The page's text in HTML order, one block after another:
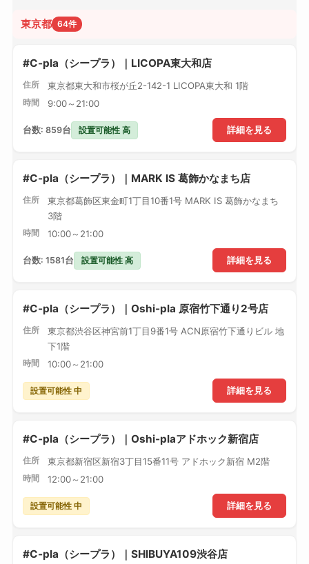
東京都 64件
#C-pla（シープラ）｜LICOPA東大和店
住所 東京都東大和市桜が丘2-142-1 LICOPA東大和 1階
時間 9:00～21:00
詳細を見る
台数: 859台 設置可能性 高
#C-pla（シープラ）｜MARK IS 葛飾かなまち店
住所
東京都葛飾区東金町1丁目10番1号 MARK IS 葛飾かなまち
3階
時間 10:00～21:00
詳細を見る
台数: 1581台 設置可能性 高
#C-pla（シープラ）｜Oshi-pla 原宿竹下通り2号店
住所
東京都渋谷区神宮前1丁目9番1号 ACN原宿竹下通りビル 地
下1階
時間 10:00～21:00
詳細を見る
設置可能性 中
#C-pla（シープラ）｜Oshi-plaアドホック新宿店
住所 東京都新宿区新宿3丁目15番11号 アドホック新宿 M2階
時間 12:00～21:00
詳細を見る
設置可能性 中
#C-pla（シープラ）｜SHIBUYA109渋谷店